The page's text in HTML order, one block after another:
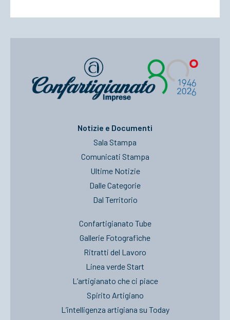
Notizie e Documenti
Sala Stampa
Comunicati Stampa
Ultime Notizie
Dalle Categorie
Dal Territorio
Confartigianato Tube
Gallerie Fotografiche
Ritratti del Lavoro
Linea verde Start
L’artigianato che ci piace
Spirito Artigiano
L’intelligenza artigiana su Today